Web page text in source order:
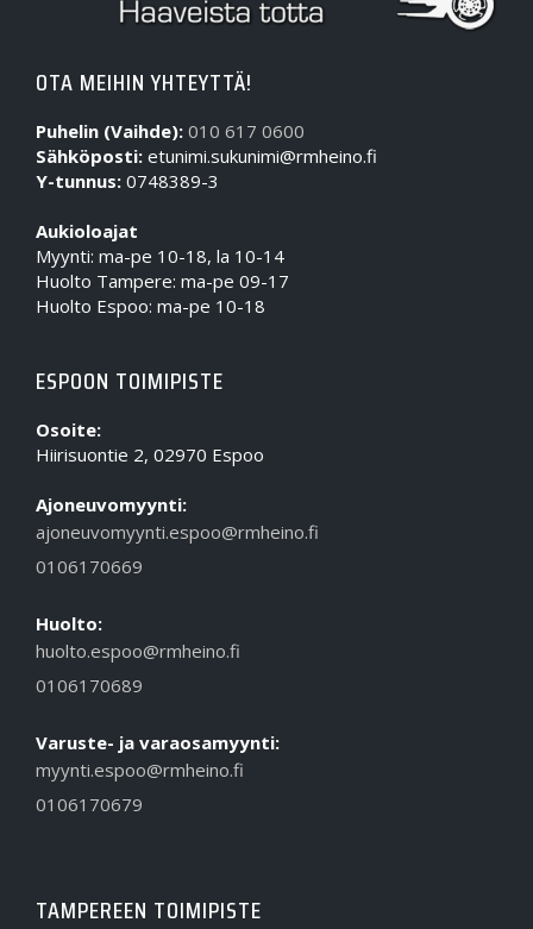
OTA MEIHIN YHTEYTTÄ!
Puhelin (Vaihde): 010 617 0600
Sähköposti: etunimi.sukunimi@rmheino.fi
Y-tunnus: 0748389-3
Aukioloajat
Myynti: ma-pe 10-18, la 10-14
Huolto Tampere: ma-pe 09-17
Huolto Espoo: ma-pe 10-18
ESPOON TOIMIPISTE
Osoite:
Hiirisuontie 2, 02970 Espoo
Ajoneuvomyynti:
ajoneuvomyynti.espoo@rmheino.fi
0106170669
Huolto:
huolto.espoo@rmheino.fi
0106170689
Varuste- ja varaosamyynti:
myynti.espoo@rmheino.fi
0106170679
TAMPEREEN TOIMIPISTE